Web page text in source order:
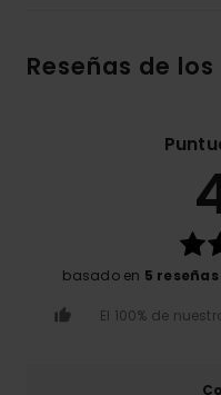
Reseñas de
basado en 5
El 100% de